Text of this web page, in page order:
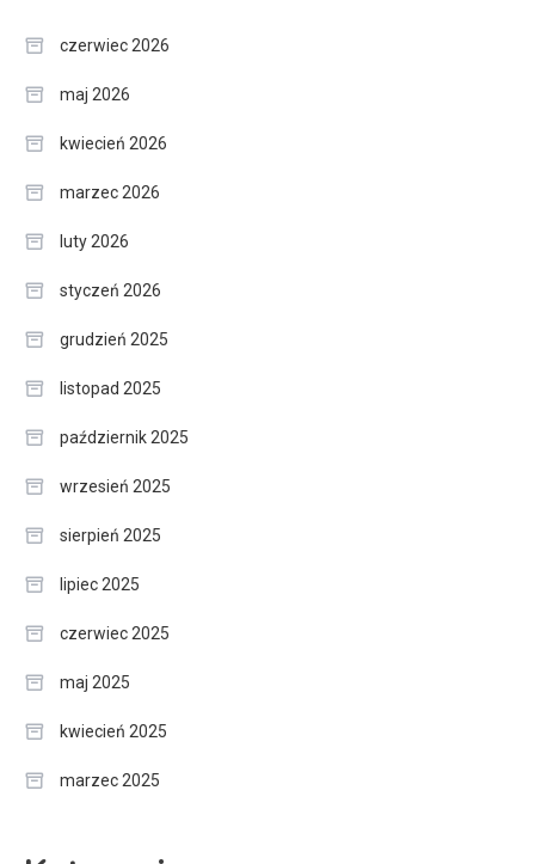
czerwiec 2026
maj 2026
kwiecień 2026
marzec 2026
luty 2026
styczeń 2026
grudzień 2025
listopad 2025
październik 2025
wrzesień 2025
sierpień 2025
lipiec 2025
czerwiec 2025
maj 2025
kwiecień 2025
marzec 2025